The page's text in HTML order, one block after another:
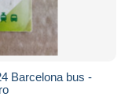
Barcelona bus -